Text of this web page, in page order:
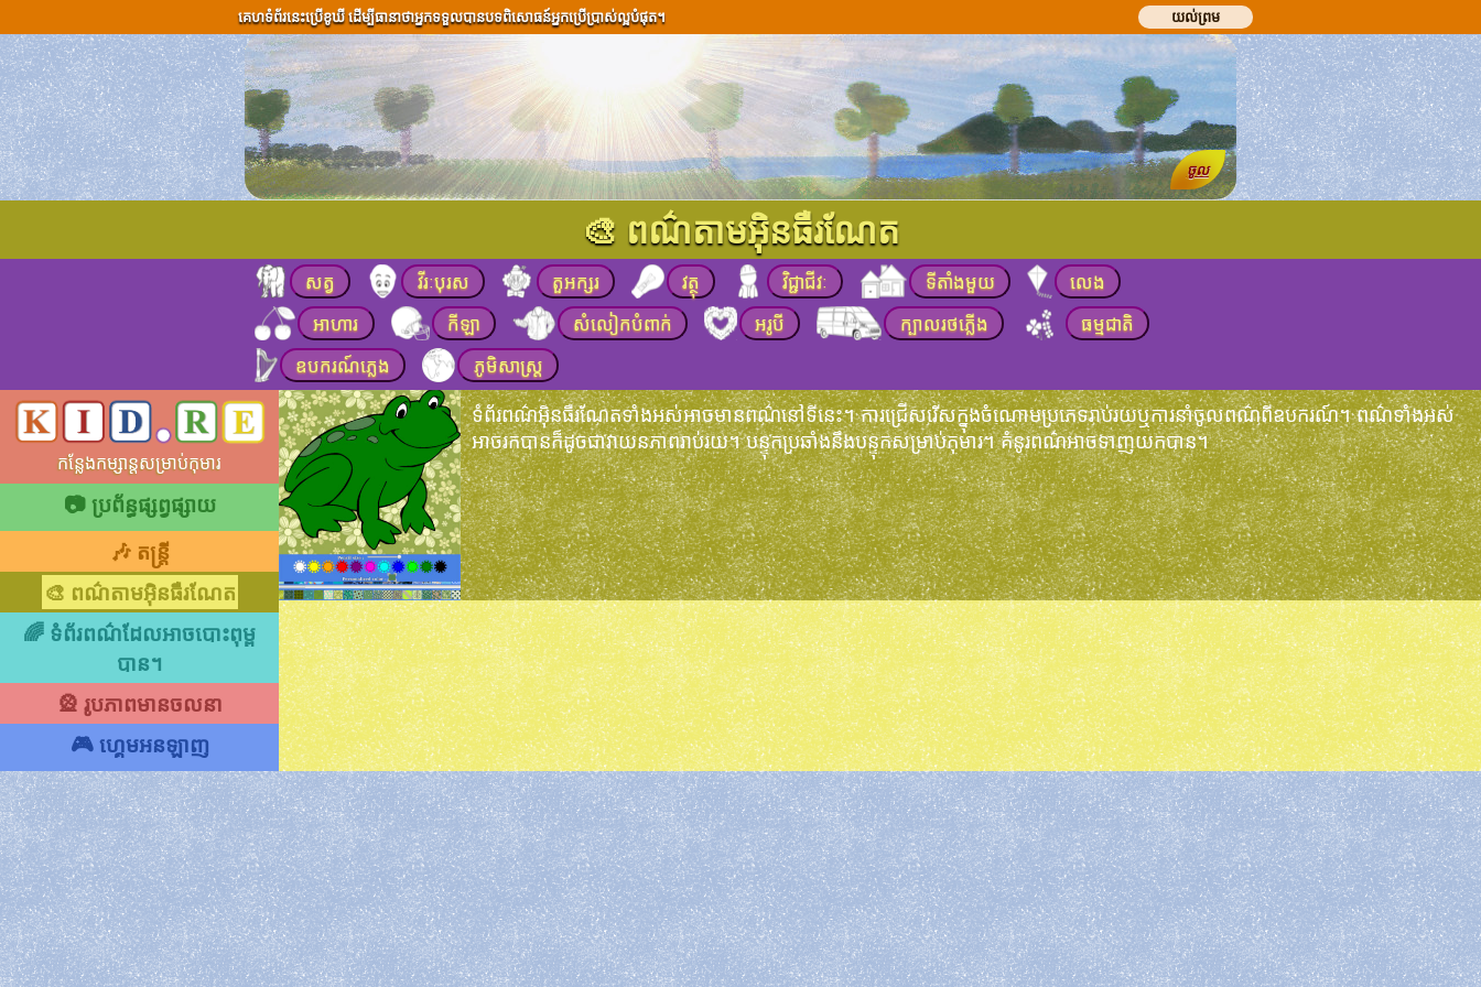
គេហទំព័រនេះប្រើខូឃី ដើម្បីធានាថាអ្នកទទួលបានបទពិសោធន៍អ្នកប្រើប្រាស់ល្អបំផុត។ យល់ព្រម
ចូល
🎨 ពណ៌តាមអ៊ិនធឺរណែត
សត្វ វីរៈបុរស តួអក្សរ វត្ថុ វិជ្ជាជីវៈ ទីតាំងមួយ
លេង
អាហារ
កីឡា សំលៀកបំពាក់ អរូបី ក្បាលរថភ្លើង
ធម្មជាតិ
ឧបករណ៍​ភ្លេង
ភូមិសាស្ត្រ
កន្លែងកម្សាន្តសម្រាប់កុមារ
📷 ប្រព័ន្ធផ្សព្វផ្សាយ
🎶 តន្រ្ដី
🎨 ពណ៌តាមអ៊ិនធឺរណែត
🌈 ទំព័រពណ៌ដែលអាចបោះពុម្ព
បាន។
🎡 រូបភាពមានចលនា
🎮 ហ្គេមអនឡាញ
ទំព័រពណ៌អ៊ិនធឺរណែតទាំងអស់អាចមានពណ៌នៅទីនេះ។ ការជ្រើសរើសក្នុងចំណោមប្រភេទរាប់រយឬការនាំចូលពណ៌ពីឧបករណ៍។ ពណ៌ទាំងអស់
អាចរកបានក៏ដូចជាវាយនភាពរាប់រយ។ បន្ទុកប្រឆាំងនឹងបន្ទុកសម្រាប់កុមារ។ គំនូរពណ៌អាចទាញយកបាន។